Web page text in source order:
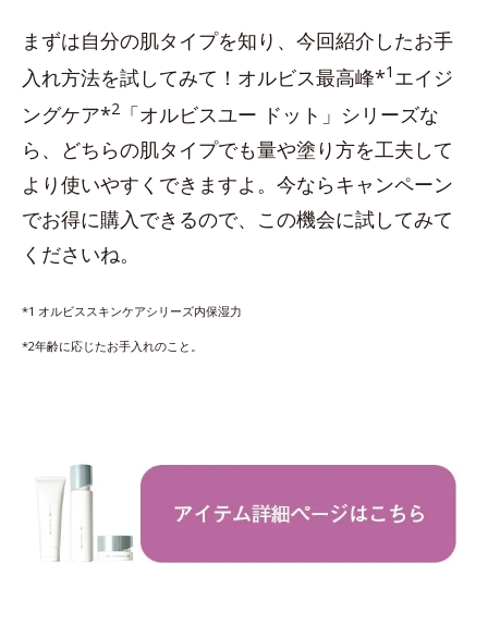
まずは自分の肌タイプを知り、今回紹介したお手
入れ方法を試してみて！オルビス最高峰*1 エイジ
ングケア*2 「オルビスユー ドット」シリーズな
ら、どちらの肌タイプでも量や塗り方を工夫して
より使いやすくできますよ。今ならキャンペーン
でお得に購入できるので、この機会に試してみて
くださいね。
*1 オルビススキンケアシリーズ内保湿力
*2年齢に応じたお手入れのこと。